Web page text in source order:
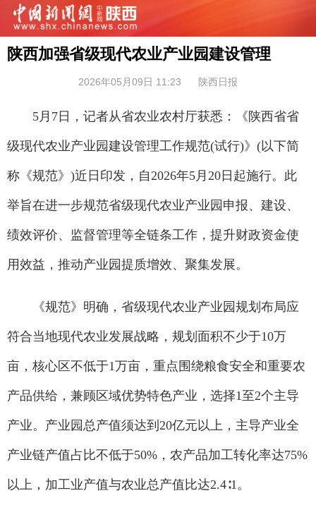
陕西加强省级现代农业产业园建设管理
2026年05月09日 11:23 陕西日报
5月7日，记者从省农业农村厅获悉：《陕西省省
级现代农业产业园建设管理工作规范(试行)》(以下简
称《规范》)近日印发，自2026年5月20日起施行。此
举旨在进一步规范省级现代农业产业园申报、建设、
绩效评价、监督管理等全链条工作，提升财政资金使
用效益，推动产业园提质增效、聚集发展。
《规范》明确，省级现代农业产业园规划布局应
符合当地现代农业发展战略，规划面积不少于10万
亩，核心区不低于1万亩，重点围绕粮食安全和重要农
产品供给，兼顾区域优势特色产业，选择1至2个主导
产业。产业园总产值须达到20亿元以上，主导产业全
产业链产值占比不低于50%，农产品加工转化率达75%
以上，加工业产值与农业总产值比达2.4∶1。